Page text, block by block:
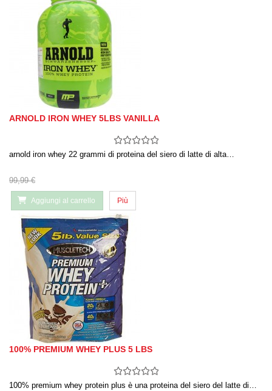
ARNOLD IRON WHEY 5LBS VANILLA
arnold iron whey 22 grammi di proteina del siero di latte di alta…
99,99 €
Aggiungi al carrello Più
100% PREMIUM WHEY PLUS 5 LBS
100% premium whey protein plus è una proteina del siero del latte di…